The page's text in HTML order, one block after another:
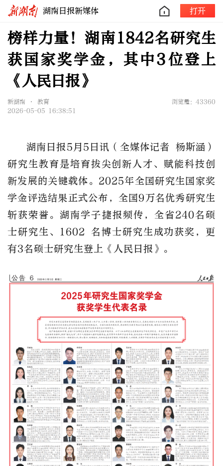
湖南日报新媒体 打开
榜样力量！湖南1842名研究生
获国家奖学金，其中3位登上
《人民日报》
新湖南 • 教育
浏览量：43360
2026-05-05 16:38:51
湖南日报5月5日讯（全媒体记者 杨斯涵）
研究生教育是培育拔尖创新人才、赋能科技创
新发展的关键载体。2025年全国研究生国家奖
学金评选结果正式公布，全国9万名优秀研究生
斩获荣誉。湖南学子捷报频传，全省240名硕
士研究生、1602 名博士研究生 成功获奖，更
有3名硕士研究生登上《人民日报》。